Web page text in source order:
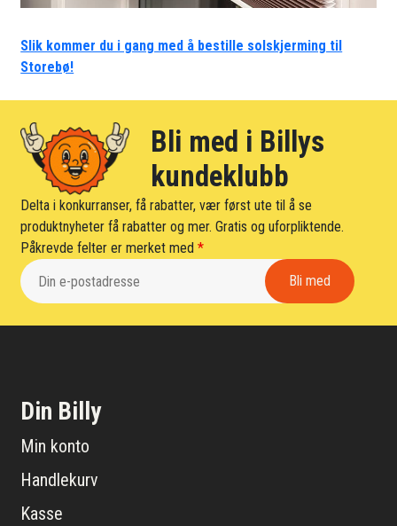
Slik kommer du i gang med å bestille solskjerming til
Storebø!
Bli med i Billys
kundeklubb
Delta i konkurranser, få rabatter, vær først ute til å se
produktnyheter få rabatter og mer. Gratis og uforpliktende.
Påkrevde felter er merket med*
Din Billy
Min konto
Handlekurv
Kasse